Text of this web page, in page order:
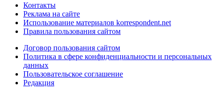
Контакты
Реклама на сайте
Использование материалов korrespondent.net
Правила пользования сайтом
Договор пользования сайтом
Политика в сфере конфиденциальности и персональных
данных
Пользовательское соглашение
Редакция